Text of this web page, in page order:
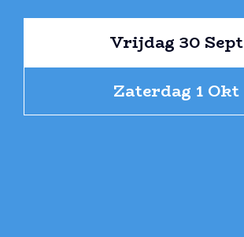
Vrijdag 30 Sept
Zaterdag 1 Okt